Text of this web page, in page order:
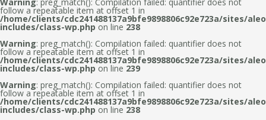
follow a repeatable item at offset 1 in
/home/clients/cdc241488137a9bfe9898806c92e723a/sites/
includes/class-wp.php on line 238
Warning: preg_match(): Compilation failed: quantifier does not
follow a repeatable item at offset 1 in
/home/clients/cdc241488137a9bfe9898806c92e723a/sites/
includes/class-wp.php on line 239
Warning: preg_match(): Compilation failed: quantifier does not
follow a repeatable item at offset 1 in
/home/clients/cdc241488137a9bfe9898806c92e723a/sites/
includes/class-wp.php on line 238